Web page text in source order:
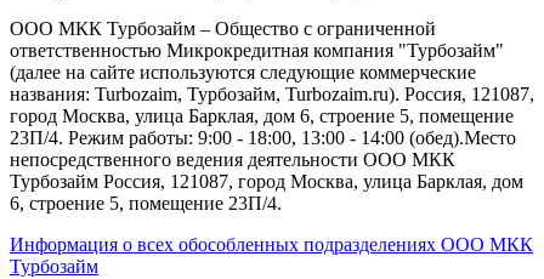
ООО МКК Турбозайм – Общество с ограниченной
ответственностью Микрокредитная компания "Турбозайм"
(далее на сайте используются следующие коммерческие
названия: Turbozaim, Турбозайм, Turbozaim.ru). Россия, 121087,
город Москва, улица Барклая, дом 6, строение 5, помещение
23П/4. Режим работы: 9:00 - 18:00, 13:00 - 14:00 (обед).Место
непосредственного ведения деятельности ООО МКК
Турбозайм Россия, 121087, город Москва, улица Барклая, дом
6, строение 5, помещение 23П/4.
Информация о всех обособленных подразделениях ООО МКК
Турбозайм